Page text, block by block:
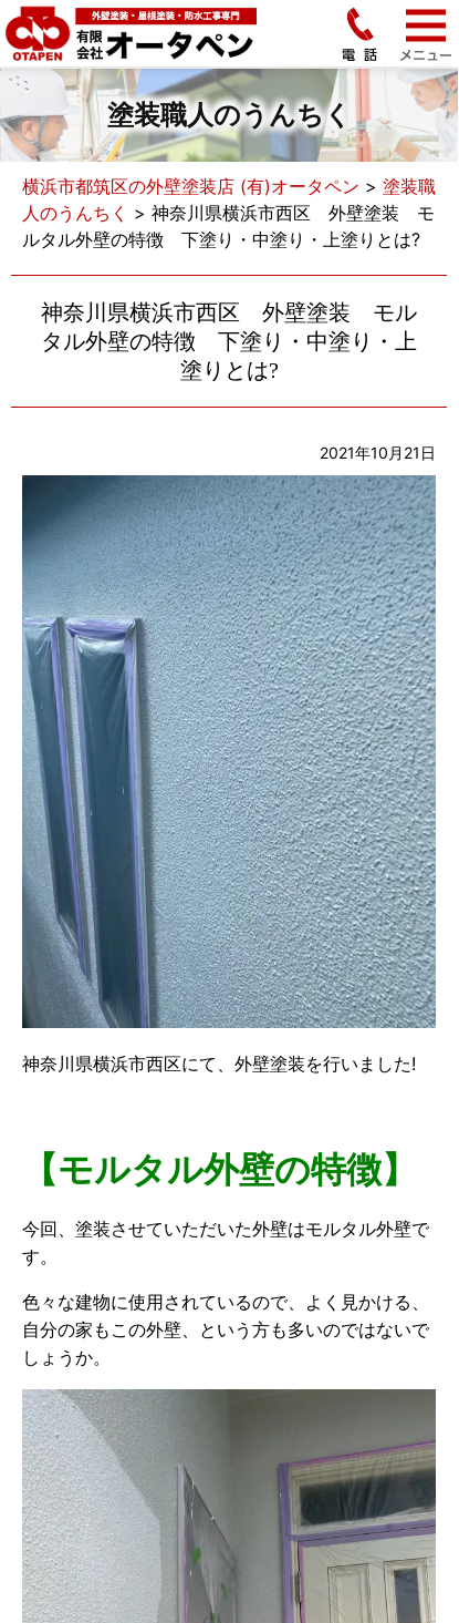
塗装職人のうんちく
横浜市都筑区の外壁塗装店 (有)オータペン > 塗装職
人のうんちく > 神奈川県横浜市西区 外壁塗装 モ
ルタル外壁の特徴 下塗り・中塗り・上塗りとは?
神奈川県横浜市西区 外壁塗装 モル
タル外壁の特徴 下塗り・中塗り・上
塗りとは?
2021年10月21日
神奈川県横浜市西区にて、外壁塗装を行いました!
【モルタル外壁の特徴】
今回、塗装させていただいた外壁はモルタル外壁で
す。
色々な建物に使用されているので、よく見かける、
自分の家もこの外壁、という方も多いのではないで
しょうか。